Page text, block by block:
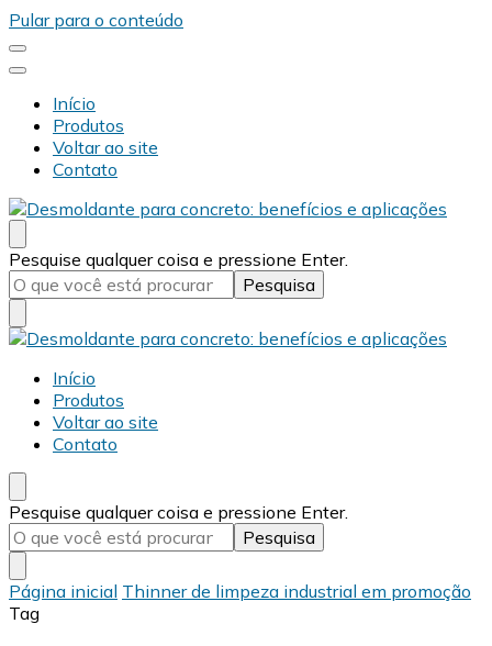
Pular para o conteúdo
Início
Produtos
Voltar ao site
Contato
Desmold
Blog Desmold
Procurando
algo?
Pesquise qualquer coisa e pressione Enter.
Desmold
Blog Desmold
Início
Produtos
Voltar ao site
Contato
Procurando
algo?
Pesquise qualquer coisa e pressione Enter.
Página inicial Thinner de limpeza industrial em promoção
Tag